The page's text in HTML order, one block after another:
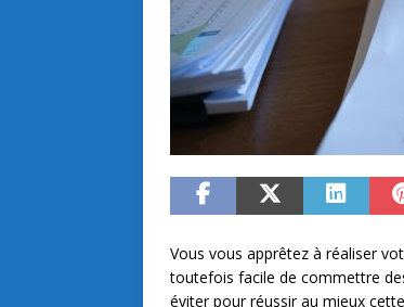
Vous vous apprêtez à réaliser
toutefois facile de commettre
éviter pour réussir au mieux